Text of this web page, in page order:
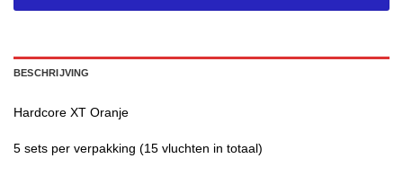
BESCHRIJVING
Hardcore XT Oranje
5 sets per verpakking (15 vluchten in totaal)